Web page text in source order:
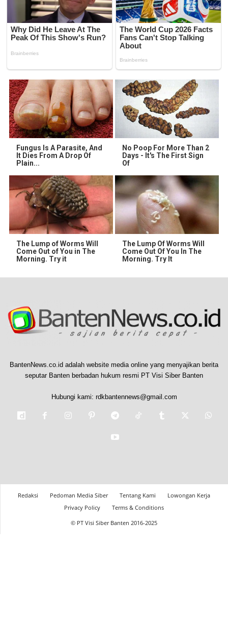
Fungus Is A Parasite, And
It Dies From A Drop Of
Plain...
No Poop For More Than 2
Days - It's The First Sign
Of
The Lump of Worms Will
Come Out of You in The
Morning. Try it
The Lump Of Worms Will
Come Out Of You In The
Morning. Try It
BantenNews.co.id adalah website media online yang menyajikan berita
seputar Banten berbadan hukum resmi PT Visi Siber Banten
Hubungi kami: rdkbantennews@gmail.com
Redaksi Pedoman Media Siber Tentang Kami
Lowongan Kerja
Privacy Policy
Terms & Conditions
© PT Visi Siber Banten 2016-2025